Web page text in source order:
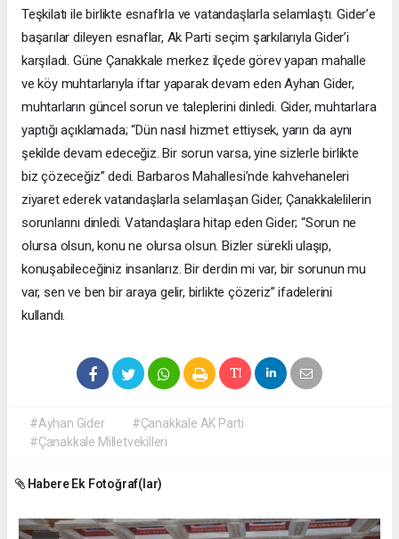
Teşkilatı ile birlikte esnaflrla ve vatandaşlarla selamlaştı. Gider’e
başarılar dileyen esnaflar, Ak Parti seçim şarkılarıyla Gider’i
karşıladı. Güne Çanakkale merkez ilçede görev yapan mahalle
ve köy muhtarlarıyla iftar yaparak devam eden Ayhan Gider,
muhtarların güncel sorun ve taleplerini dinledi. Gider, muhtarlara
yaptığı açıklamada; “Dün nasıl hizmet ettiysek, yarın da aynı
şekilde devam edeceğiz. Bir sorun varsa, yine sizlerle birlikte
biz çözeceğiz” dedi. Barbaros Mahallesi’nde kahvehaneleri
ziyaret ederek vatandaşlarla selamlaşan Gider, Çanakkalelilerin
sorunlarını dinledi. Vatandaşlara hitap eden Gider; “Sorun ne
olursa olsun, konu ne olursa olsun. Bizler sürekli ulaşıp,
konuşabileceğiniz insanlarız. Bir derdin mi var, bir sorunun mu
var, sen ve ben bir araya gelir, birlikte çözeriz” ifadelerini
kullandı.
#Ayhan Gider
#Çanakkale AK Parti
#Çanakkale Milletvekilleri
Habere Ek Fotoğraf(lar)